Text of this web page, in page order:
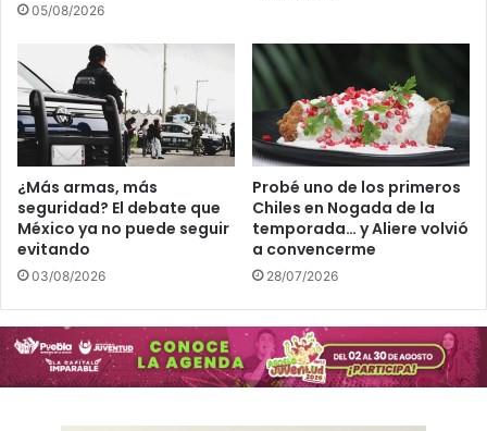
05/08/2026
¿Más armas, más
seguridad? El debate que
México ya no puede seguir
evitando
03/08/2026
Probé uno de los primeros
Chiles en Nogada de la
temporada… y Aliere volvió
a convencerme
28/07/2026